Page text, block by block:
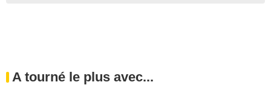
A tourné le plus avec...